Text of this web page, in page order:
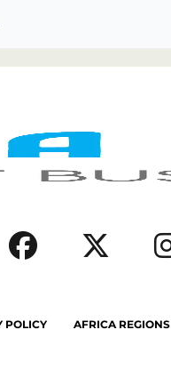
POLICY AFRICA REGIONS